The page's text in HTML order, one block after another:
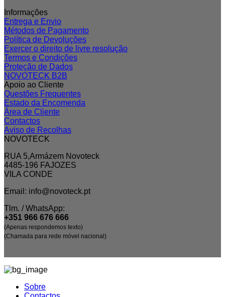
Informações
Entrega e Envio
Métodos de Pagamento
Política de Devoluções
Exercer o direito de livre resolução
Termos e Condições
Proteção de Dados
NOVOTECK B2B
Apoio ao Cliente
Questões Frequentes
Estado da Encomenda
Área de Cliente
Contactos
Aviso de Recolhas
NOVOTECK
RUA 5,Armázem Novoteck
4485-196 FAJOZES
VILA CONDE
Email: info@novoteck.pt
Tlm. / WhatsApp:
+351 966 676 666
(Apenas respondemos texto)
(Chamada para rede móvel nacional)
Sobre